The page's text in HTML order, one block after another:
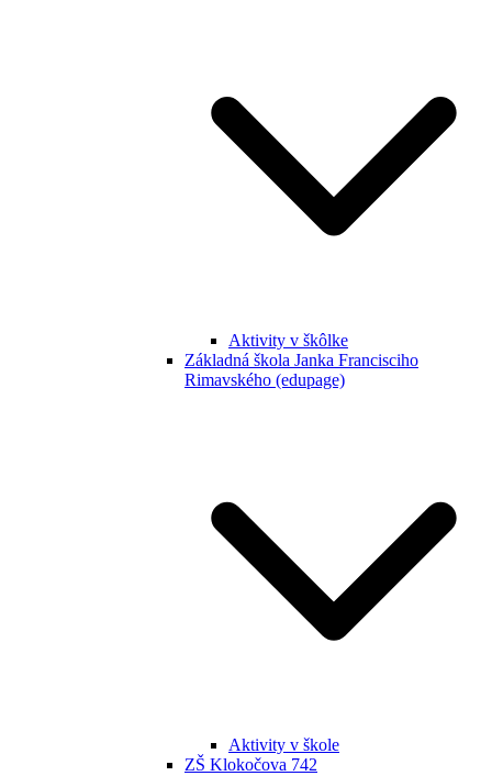
Aktivity v škôlke
Základná škola Janka Francisciho
Rimavského (edupage)
Aktivity v škole
ZŠ Klokočova 742